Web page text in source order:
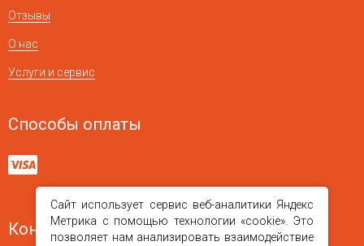
Отзывы
О нас
Услуги и сервис
Способы оплаты
Контакты
Сайт использует сервис веб-аналитики Яндекс
Метрика с помощью технологии «cookie». Это
позволяет нам анализировать взаимодействие